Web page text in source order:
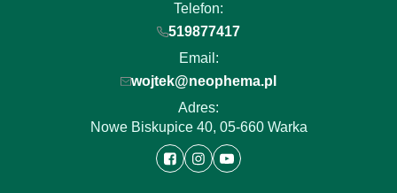
Telefon:
519877417
Email:
wojtek@neophema.pl
Adres:
Nowe Biskupice 40, 05-660 Warka